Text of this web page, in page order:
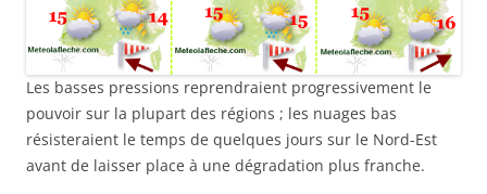
Les basses pressions reprendraient progressivement le
pouvoir sur la plupart des régions ; les nuages bas
résisteraient le temps de quelques jours sur le Nord-Est
avant de laisser place à une dégradation plus franche.